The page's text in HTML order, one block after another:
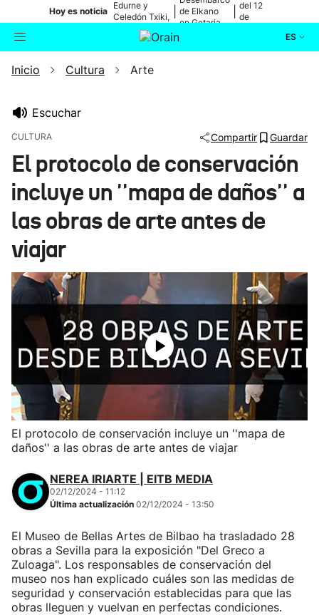
Hoy es noticia
Edurne y
Celedón Txiki,
en directo
de Elkano
en Getaria
del 12
de
ES
Buscador Actualidad
Ikusmiran
Eguraldia
Inicio Cultura Arte
Escuchar
CULTURA Compartir Guardar
El protocolo de conservación
incluye un ''mapa de daños'' a
las obras de arte antes de
viajar
El protocolo de conservación incluye un ''mapa de
daños'' a las obras de arte antes de viajar
NEREA IRIARTE | EITB MEDIA
02/12/2024 - 11:12
Última actualización 02/12/2024 - 13:50
El Museo de Bellas Artes de Bilbao ha trasladado 28
obras a Sevilla para la exposición "Del Greco a
Zuloaga". Los responsables de conservación del
museo nos han explicado cuáles son las medidas de
seguridad y conservación establecidas para que las
obras lleguen y vuelvan en perfectas condiciones.